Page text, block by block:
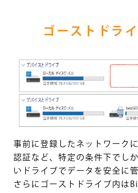
ゴーストドラ
事前に登録したネットワーク
認証など、 特定の条件下でし
いドライブでデータを安全に
さらにゴーストドライブ内は